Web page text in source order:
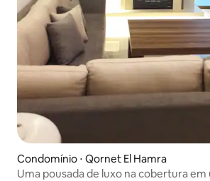
Condomínio ⋅ Qornet El Hamra
Uma pousada de luxo na cobertura